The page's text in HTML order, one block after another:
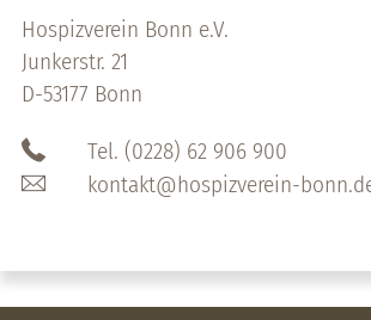
Hospizverein Bonn e.V.
Junkerstr. 21
D-53177 Bonn
Tel. (0228) 62 906 900
kontakt@hospizverein-